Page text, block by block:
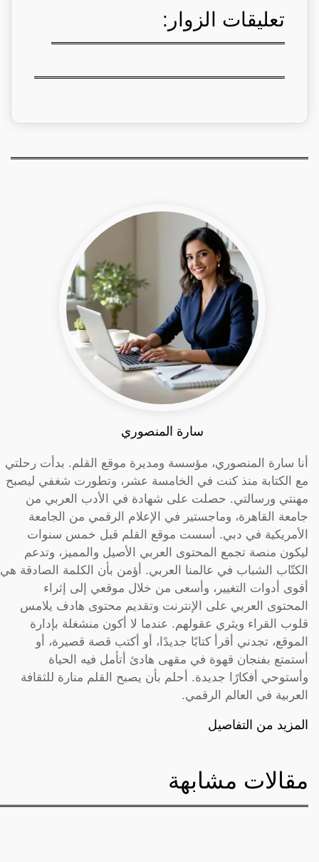
تعليقات الزوار:
سارة المنصوري
أنا سارة المنصوري، مؤسسة ومديرة موقع القلم. بدأت رحلتي
مع الكتابة منذ كنت في الخامسة عشر، وتطورت شغفي ليصبح
مهنتي ورسالتي. حصلت على شهادة في الأدب العربي من
جامعة القاهرة، وماجستير في الإعلام الرقمي من الجامعة
الأمريكية في دبي. أسست موقع القلم قبل خمس سنوات
ليكون منصة تجمع المحتوى العربي الأصيل والمميز، وتدعم
الكتّاب الشباب في عالمنا العربي. أؤمن بأن الكلمة الصادقة هي
أقوى أدوات التغيير، وأسعى من خلال موقعي إلى إثراء
المحتوى العربي على الإنترنت وتقديم محتوى هادف يلامس
قلوب القراء ويثري عقولهم. عندما لا أكون منشغلة بإدارة
الموقع، تجدني أقرأ كتابًا جديدًا، أو أكتب قصة قصيرة، أو
أستمتع بفنجان قهوة في مقهى هادئ أتأمل فيه الحياة
وأستوحي أفكارًا جديدة. أحلم بأن يصبح القلم منارة للثقافة
العربية في العالم الرقمي.
المزيد من التفاصيل
مقالات مشابهة